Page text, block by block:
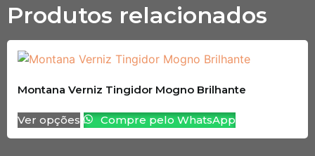
Produtos relacionados
Montana Verniz Tingidor Mogno Brilhante
Ver opções Compre pelo WhatsApp